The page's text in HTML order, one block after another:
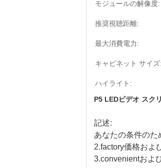
モジュールの解像度:
推奨視聴距離:
最大消費電力:
キャビネット サイズ:
ハイライト:
P5 LEDビデオ スク
記述:
あなたの条件の
2.factory価格およ
3.convenientおよ